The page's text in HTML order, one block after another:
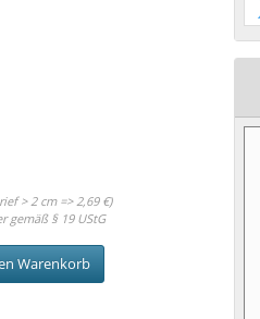
> 2 cm => 2,69 €)
gemäß § 19 UStG
Warenkorb